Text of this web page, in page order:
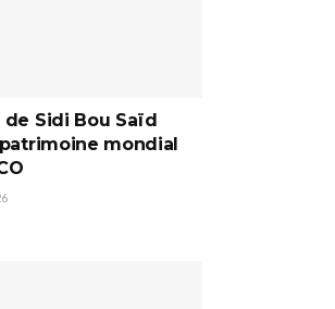
de Sidi Bou Saïd
mondial